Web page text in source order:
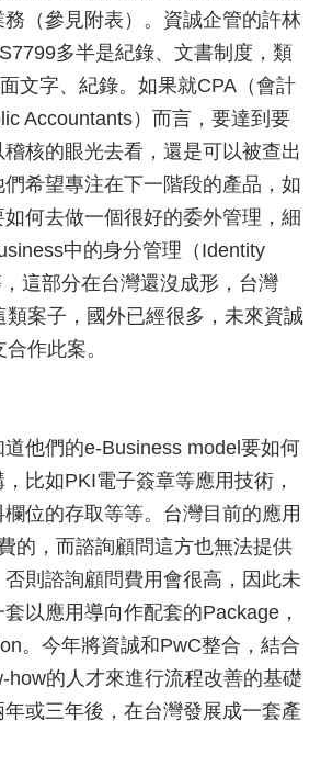
（參見附表）。資誠企管的許林
多半是紀錄、文書制度，類
文字、紀錄。如果就CPA（會計
Accountants）而言，要達到要
核的眼光去看，還是可以被查出
希望專注在下一階段的產品，如
如何去做一個很好的委外管理，細
中的身分管理（Identity
這部分在台灣還沒成形，台灣
類案子，國外已經很多，未來資誠
作此案。
他們的e-Business model要如何
比如PKI電子簽章等應用技術，
位的存取等等。台灣目前的應用
的，而諮詢顧問這方也無法提供
則諮詢顧問費用會很高，因此未
以應用導向作配套的Package，
。今年將資誠和PwC整合，結合
how的人才來進行流程改善的基礎
或三年後，在台灣發展成一套產